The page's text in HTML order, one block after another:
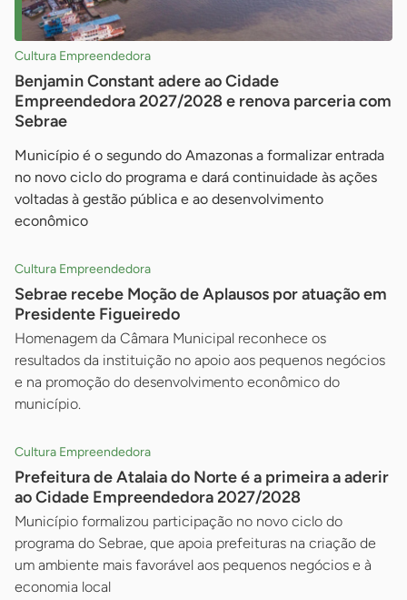
Cultura Empreendedora
Benjamin Constant adere ao Cidade
Empreendedora 2027/2028 e renova parceria com
Sebrae
Município é o segundo do Amazonas a formalizar entrada
no novo ciclo do programa e dará continuidade às ações
voltadas à gestão pública e ao desenvolvimento
econômico
Cultura Empreendedora
Sebrae recebe Moção de Aplausos por atuação em
Presidente Figueiredo
Homenagem da Câmara Municipal reconhece os
resultados da instituição no apoio aos pequenos negócios
e na promoção do desenvolvimento econômico do
município.
Cultura Empreendedora
Prefeitura de Atalaia do Norte é a primeira a aderir
ao Cidade Empreendedora 2027/2028
Município formalizou participação no novo ciclo do
programa do Sebrae, que apoia prefeituras na criação de
um ambiente mais favorável aos pequenos negócios e à
economia local